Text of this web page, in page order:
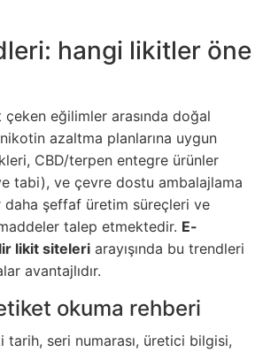
hangi likitler öne
çeken eğilimler arasında doğal
azaltma planlarına uygun
CBD/terpen entegre ürünler
tabi), ve çevre dostu ambalajlama
daha şeffaf üretim süreçleri ve
talep etmektedir. E-
likit siteleri arayışında bu trendleri
avantajlıdır.
okuma rehberi
tarih, seri numarası, üretici bilgisi,